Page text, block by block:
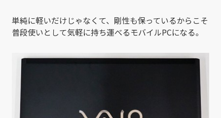
単純に軽いだけじゃなくて、剛性も保っているからこそ
普段使いとして気軽に持ち運べるモバイルPCになる。